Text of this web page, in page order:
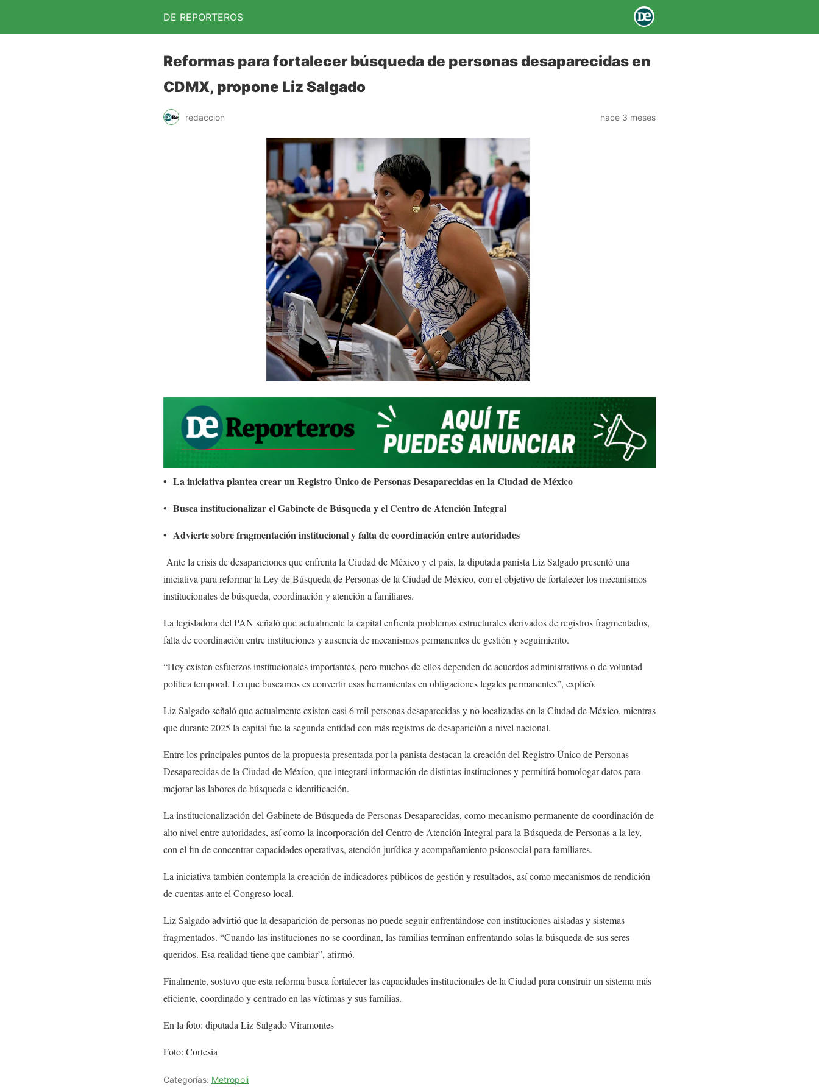
DE REPORTEROS
Reformas para fortalecer búsqueda de personas desaparecidas en
CDMX, propone Liz Salgado
redaccion hace 3 meses
• La iniciativa plantea crear un Registro Único de Personas Desaparecidas en la Ciudad de México
• Busca institucionalizar el Gabinete de Búsqueda y el Centro de Atención Integral
• Advierte sobre fragmentación institucional y falta de coordinación entre autoridades
Ante la crisis de desapariciones que enfrenta la Ciudad de México y el país, la diputada panista Liz Salgado presentó una
iniciativa para reformar la Ley de Búsqueda de Personas de la Ciudad de México, con el objetivo de fortalecer los mecanismos
institucionales de búsqueda, coordinación y atención a familiares.
La legisladora del PAN señaló que actualmente la capital enfrenta problemas estructurales derivados de registros fragmentados,
falta de coordinación entre instituciones y ausencia de mecanismos permanentes de gestión y seguimiento.
“Hoy existen esfuerzos institucionales importantes, pero muchos de ellos dependen de acuerdos administrativos o de voluntad
política temporal. Lo que buscamos es convertir esas herramientas en obligaciones legales permanentes”, explicó.
Liz Salgado señaló que actualmente existen casi 6 mil personas desaparecidas y no localizadas en la Ciudad de México, mientras
que durante 2025 la capital fue la segunda entidad con más registros de desaparición a nivel nacional.
Entre los principales puntos de la propuesta presentada por la panista destacan la creación del Registro Único de Personas
Desaparecidas de la Ciudad de México, que integrará información de distintas instituciones y permitirá homologar datos para
mejorar las labores de búsqueda e identificación.
La institucionalización del Gabinete de Búsqueda de Personas Desaparecidas, como mecanismo permanente de coordinación de
alto nivel entre autoridades, así como la incorporación del Centro de Atención Integral para la Búsqueda de Personas a la ley,
con el fin de concentrar capacidades operativas, atención jurídica y acompañamiento psicosocial para familiares.
La iniciativa también contempla la creación de indicadores públicos de gestión y resultados, así como mecanismos de rendición
de cuentas ante el Congreso local.
Liz Salgado advirtió que la desaparición de personas no puede seguir enfrentándose con instituciones aisladas y sistemas
fragmentados. “Cuando las instituciones no se coordinan, las familias terminan enfrentando solas la búsqueda de sus seres
queridos. Esa realidad tiene que cambiar”, afirmó.
Finalmente, sostuvo que esta reforma busca fortalecer las capacidades institucionales de la Ciudad para construir un sistema más
eficiente, coordinado y centrado en las víctimas y sus familias.
En la foto: diputada Liz Salgado Viramontes
Foto: Cortesía
Categorías: Metropoli